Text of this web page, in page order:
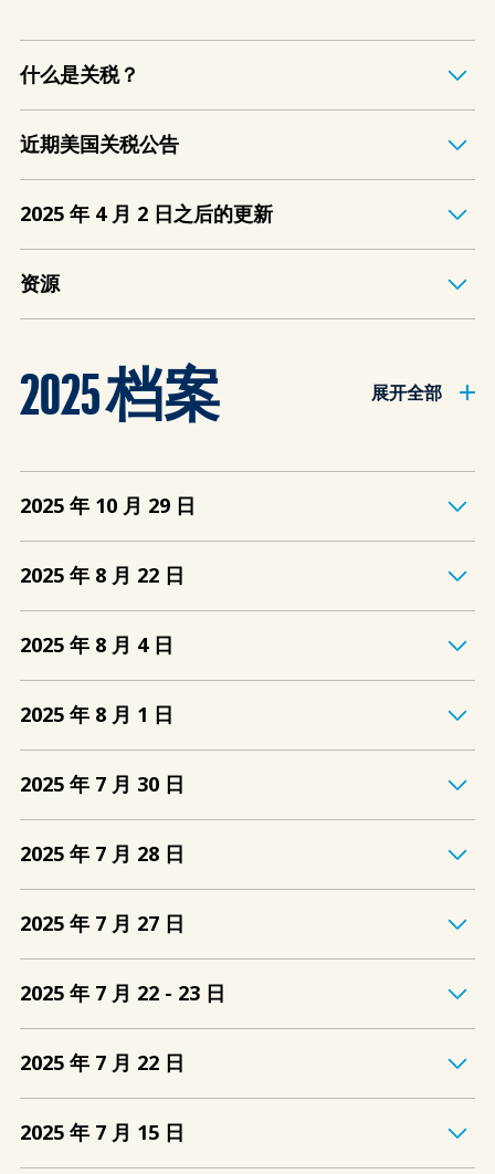
什么是关税？
近期美国关税公告
2025 年 4 月 2 日之后的更新
资源
2025 档案 展开全部
2025 年 10 月 29 日
2025 年 8 月 22 日
2025 年 8 月 4 日
2025 年 8 月 1 日
2025 年 7 月 30 日
2025 年 7 月 28 日
2025 年 7 月 27 日
2025 年 7 月 22 - 23 日
2025 年 7 月 22 日
2025 年 7 月 15 日